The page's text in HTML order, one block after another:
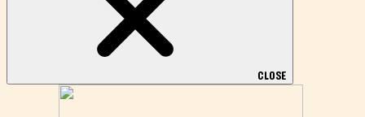
CLOSE